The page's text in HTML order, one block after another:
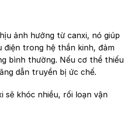
ảnh hưởng từ canxi, nó giúp
điện trong hệ thần kinh, đảm
bình thường. Nếu cơ thể thiếu
dẫn truyền bị ức chế.
sẽ khóc nhiều, rối loạn vận